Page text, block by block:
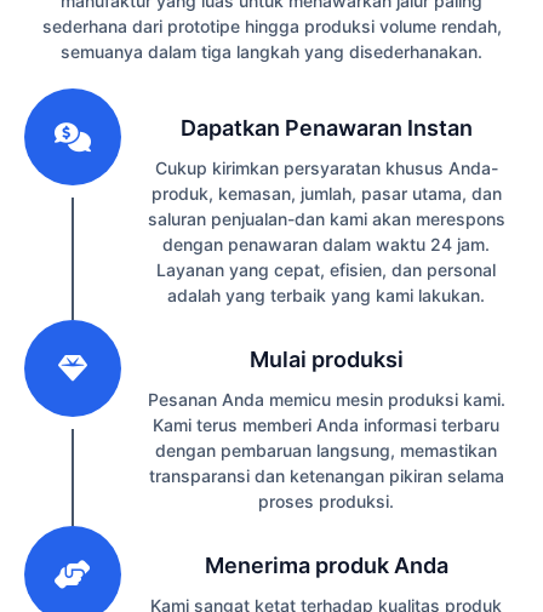
sederhana dari prototipe hingga produksi volume rendah,
semuanya dalam tiga langkah yang disederhanakan.
Dapatkan Penawaran Instan
Cukup kirimkan persyaratan khusus Anda-
produk, kemasan, jumlah, pasar utama, dan
saluran penjualan-dan kami akan merespons
dengan penawaran dalam waktu 24 jam.
Layanan yang cepat, efisien, dan personal
adalah yang terbaik yang kami lakukan.
Mulai produksi
Pesanan Anda memicu mesin produksi kami.
Kami terus memberi Anda informasi terbaru
dengan pembaruan langsung, memastikan
transparansi dan ketenangan pikiran selama
proses produksi.
Menerima produk Anda
Kami sangat ketat terhadap kualitas produk